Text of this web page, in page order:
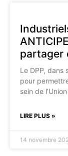
partager
Le DPP, dans
pour
sein de
LIRE PLUS »
14 novembre